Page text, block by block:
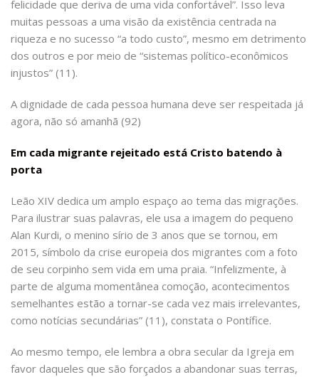
felicidade que deriva de uma vida confortável”. Isso leva
muitas pessoas a uma visão da existência centrada na
riqueza e no sucesso “a todo custo”, mesmo em detrimento
dos outros e por meio de “sistemas político-econômicos
injustos” (11).
A dignidade de cada pessoa humana deve ser respeitada já
agora, não só amanhã (92)
Em cada migrante rejeitado está Cristo batendo à
porta
Leão XIV dedica um amplo espaço ao tema das migrações.
Para ilustrar suas palavras, ele usa a imagem do pequeno
Alan Kurdi, o menino sírio de 3 anos que se tornou, em
2015, símbolo da crise europeia dos migrantes com a foto
de seu corpinho sem vida em uma praia. “Infelizmente, à
parte de alguma momentânea comoção, acontecimentos
semelhantes estão a tornar-se cada vez mais irrelevantes,
como notícias secundárias” (11), constata o Pontífice.
Ao mesmo tempo, ele lembra a obra secular da Igreja em
favor daqueles que são forçados a abandonar suas terras,